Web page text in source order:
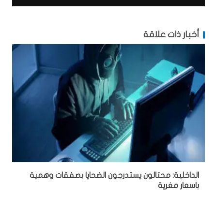
أخبار ذات علاقة
الداخلية: محتالون يستدرجون الضحايا بصفقات وهمية
باسعار مغرية